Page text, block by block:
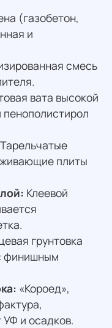
(газобетон,
и
смесь
вата высокой
Тарельчатые
плиты
Клеевой
грунтовка
финишным
«Короед»,
и осадков.